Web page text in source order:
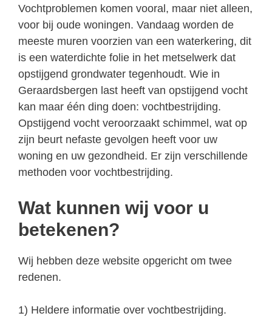
Vochtproblemen komen vooral, maar niet alleen,
voor bij oude woningen. Vandaag worden de
meeste muren voorzien van een waterkering, dit
is een waterdichte folie in het metselwerk dat
opstijgend grondwater tegenhoudt. Wie in
Geraardsbergen last heeft van opstijgend vocht
kan maar één ding doen: vochtbestrijding.
Opstijgend vocht veroorzaakt schimmel, wat op
zijn beurt nefaste gevolgen heeft voor uw
woning en uw gezondheid. Er zijn verschillende
methoden voor vochtbestrijding.
Wat kunnen wij voor u
betekenen?
Wij hebben deze website opgericht om twee
redenen.
1) Heldere informatie over vochtbestrijding.